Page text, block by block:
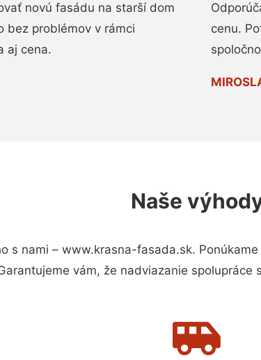
novú fasádu na starší dom
bez problémov v rámci
aj cena.
cenu.
Naše
s nami – www.krasna-fasada.sk.
vám, že nadviazanie spolupráce